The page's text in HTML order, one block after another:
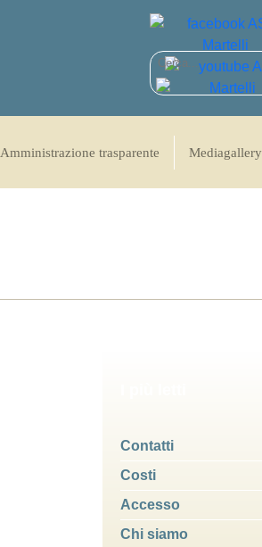
Amministrazione trasparente Mediagallery
Contatti
Costi
Accesso
Chi siamo